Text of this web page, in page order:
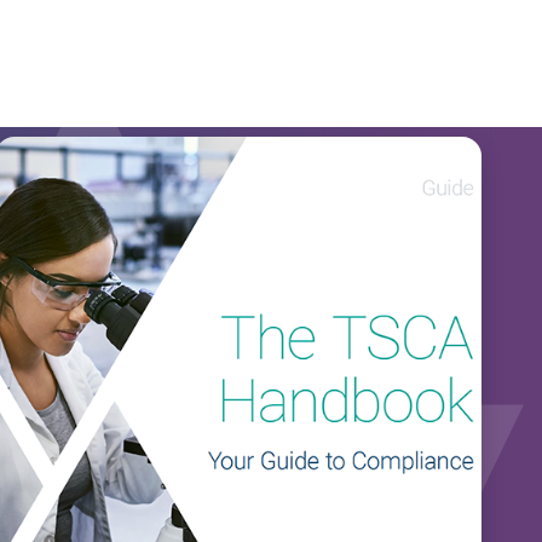
spécialisés
DFARS
nécessaire pour répondre à vos exigences
DFARS.